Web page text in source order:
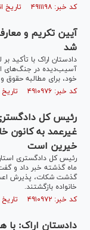
کد خبر: ۴۹۱۱۱۹۸ تاریخ انتشار : ۱۴۰۵/۰۵/۱۱
آیین تکریم و
شد
دادستان اراک با تأکید
آسیب‌دیده در جنگ‌های
خود، برای مطالبه حقوق
کد خبر: ۴۹۱۰۹۷۶ تاریخ انتشار : ۱۴۰۵/۰۵/۱۰
غیرعمد به کانون
خیرین است
ماه گذشته خبر داد و
گذشت شکات، پذیرش
خانواده بازگشتند.
کد خبر: ۴۹۱۰۹۷۲ تاریخ انتشار : ۱۴۰۵/۰۵/۱۲
دادستان اراک: با